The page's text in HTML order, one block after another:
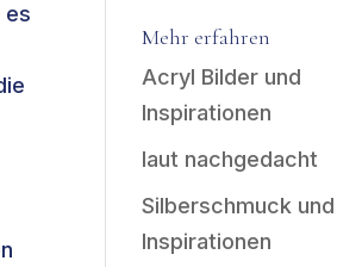
es
Mehr erfahren
Acryl Bilder und
Inspirationen
laut nachgedacht
Silberschmuck und
Inspirationen